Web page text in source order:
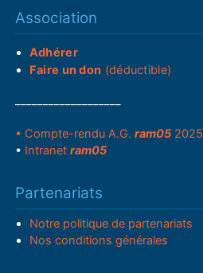
Association
Adhérer
Faire un don (déductible)
• Compte-rendu A.G.ram05 2025
• Intranetram05
Partenariats
Notre politique de partenariats
Nos conditions générales